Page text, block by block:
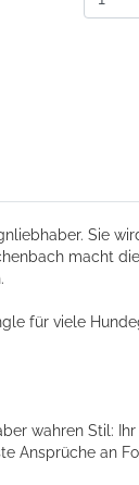
Sie
macht
für viele
wahren Stil:
Ansprüche an